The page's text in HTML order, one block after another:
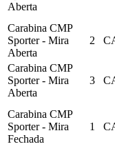
Aberta
Carabina CMP
Sporter - Mira
Aberta
2
Carabina CMP
Sporter - Mira
Aberta
3
Carabina CMP
Sporter - Mira
Fechada
1